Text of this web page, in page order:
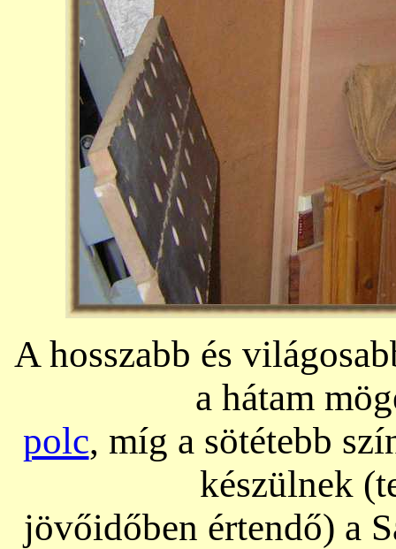
A hosszabb és
a hátam
polc, míg a sötétebb
készülnek
jövőidőben értendő) a